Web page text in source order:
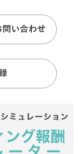
問い合わせ